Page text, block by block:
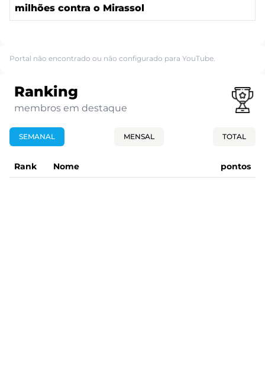
milhões contra o Mirassol
Portal não encontrado ou não configurado para YouTube.
Ranking
membros em destaque
SEMANAL MENSAL TOTAL
Rank Nome pontos